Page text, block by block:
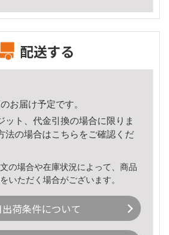
配送する
お届け予定です。
ット、代金引換の場合に限りま
法の場合はこちら をご確認くだ
の場合や在庫状況によって、商品
いただく場合がございます。
荷条件について